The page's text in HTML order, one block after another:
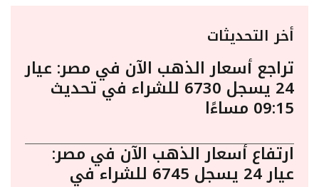
أخر التحديثات
تراجع أسعار الذهب الآن في مصر: عيار
24 يسجل 6730 للشراء في تحديث
09:15 مساءًا
ارتفاع أسعار الذهب الآن في مصر:
عيار 24 يسجل 6745 للشراء في